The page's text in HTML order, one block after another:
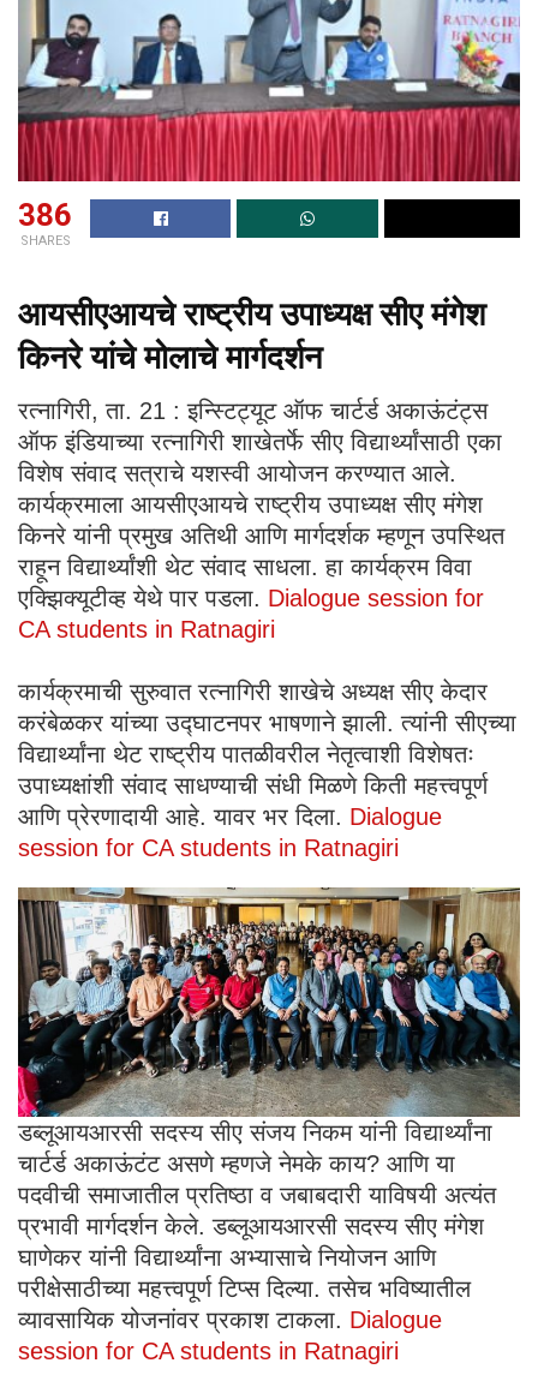
386
SHARES
आयसीएआयचे राष्ट्रीय उपाध्यक्ष सीए मंगेश
किनरे यांचे मोलाचे मार्गदर्शन
रत्नागिरी, ता. 21 : इन्स्टिट्यूट ऑफ चार्टर्ड अकाऊंटंट्स
ऑफ इंडियाच्या रत्नागिरी शाखेतर्फे सीए विद्यार्थ्यांसाठी एका
विशेष संवाद सत्राचे यशस्वी आयोजन करण्यात आले.
कार्यक्रमाला आयसीएआयचे राष्ट्रीय उपाध्यक्ष सीए मंगेश
किनरे यांनी प्रमुख अतिथी आणि मार्गदर्शक म्हणून उपस्थित
राहून विद्यार्थ्यांशी थेट संवाद साधला. हा कार्यक्रम विवा
एक्झिक्यूटीव्ह येथे पार पडला. Dialogue session for
CA students in Ratnagiri
कार्यक्रमाची सुरुवात रत्नागिरी शाखेचे अध्यक्ष सीए केदार
करंबेळकर यांच्या उद्घाटनपर भाषणाने झाली. त्यांनी सीएच्या
विद्यार्थ्यांना थेट राष्ट्रीय पातळीवरील नेतृत्वाशी विशेषतः
उपाध्यक्षांशी संवाद साधण्याची संधी मिळणे किती महत्त्वपूर्ण
आणि प्रेरणादायी आहे. यावर भर दिला. Dialogue
session for CA students in Ratnagiri
डब्लूआयआरसी सदस्य सीए संजय निकम यांनी विद्यार्थ्यांना
चार्टर्ड अकाऊंटंट असणे म्हणजे नेमके काय? आणि या
पदवीची समाजातील प्रतिष्ठा व जबाबदारी याविषयी अत्यंत
प्रभावी मार्गदर्शन केले. डब्लूआयआरसी सदस्य सीए मंगेश
घाणेकर यांनी विद्यार्थ्यांना अभ्यासाचे नियोजन आणि
परीक्षेसाठीच्या महत्त्वपूर्ण टिप्स दिल्या. तसेच भविष्यातील
व्यावसायिक योजनांवर प्रकाश टाकला. Dialogue
session for CA students in Ratnagiri